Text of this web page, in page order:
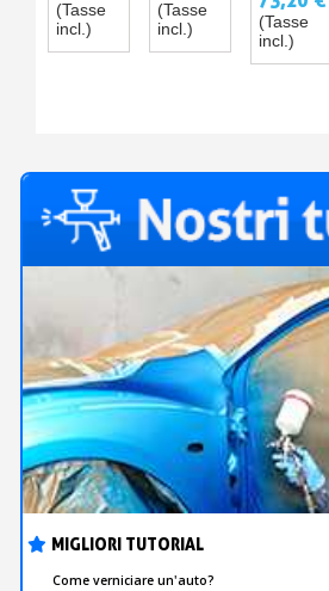
MIGLIORI TUTORIAL
Come verniciare un'auto?
(Tasse
incl.)
(Tasse
incl.)
2
(Tasse
incl.)